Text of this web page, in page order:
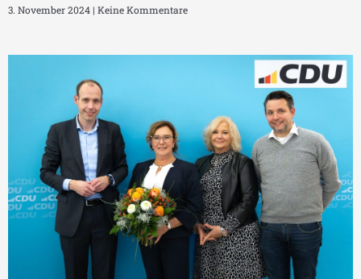
3. November 2024 Keine Kommentare